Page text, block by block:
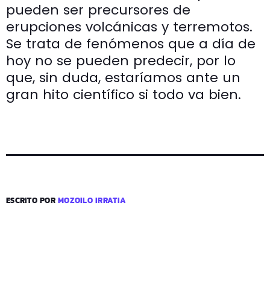
pueden ser precursores de
erupciones volcánicas y terremotos.
Se trata de fenómenos que a día de
hoy no se pueden predecir, por lo
que, sin duda, estaríamos ante un
gran hito científico si todo va bien.
ESCRITO PORMOZOILO IRRATIA